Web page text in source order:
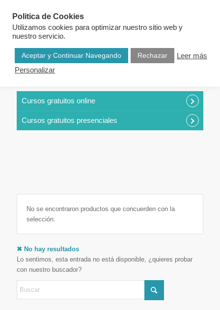
Cursos gratuitos online
Cursos gratuitos presenciales
No se encontraron productos que concuerden con la
selección.
✖ No hay resultados
Lo sentimos, esta entrada no está disponible, ¿quieres probar
con nuestro buscador?
Politica de Cookies
Utilizamos cookies para optimizar nuestro sitio web y
nuestro servicio.
Aceptar y Continuar Navegando Rechazar
Leer más
Personalizar